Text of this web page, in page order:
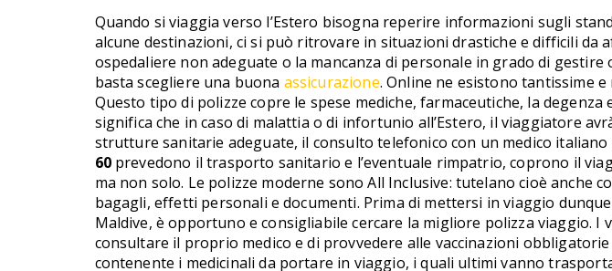
Quando si viaggia verso l’Estero bisogna reperire informazioni sugli
alcune destinazioni, ci si può ritrovare in situazioni drastiche e difficili
ospedaliere non adeguate o la mancanza di personale in grado di
basta scegliere una buona assicurazione. Online ne esistono tantissime
Questo tipo di polizze copre le spese mediche, farmaceutiche, la
significa che in caso di malattia o di infortunio all’Estero, il viaggiatore
strutture sanitarie adeguate, il consulto telefonico con un medico
60prevedono il trasporto sanitario e l’eventuale rimpatrio, coprono il
ma non solo. Le polizze moderne sono All Inclusive: tutelano cioè
bagagli, effetti personali e documenti. Prima di mettersi in viaggio
Maldive, è opportuno e consigliabile cercare la migliore polizza viaggio.
consultare il proprio medico e di provvedere alle vaccinazioni
contenente i medicinali da portare in viaggio, i quali ultimi vanno